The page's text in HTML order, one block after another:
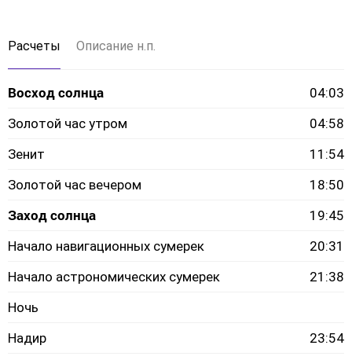
Расчеты Описание н.п.
Восход солнца
04:03
Золотой час утром
04:58
Зенит
11:54
Золотой час вечером
18:50
Заход солнца
19:45
Начало навигационных сумерек
20:31
Начало астрономических сумерек
21:38
Ночь
Надир
23:54